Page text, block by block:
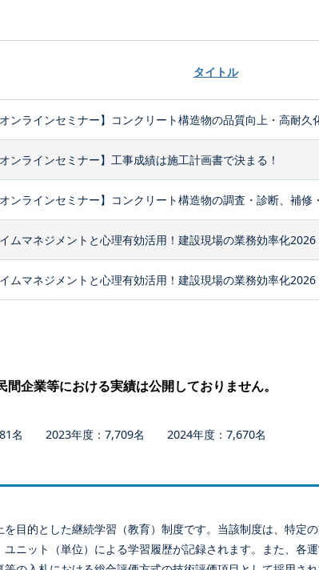
タイトル
オンラインセミナー】コンクリート構造物の品質向上・高耐久
オンラインセミナー】工事成績は施工計画書で決まる！
オンラインセミナー】コンクリート構造物の調査・診断、補修
ムマネジメントと心理有効活用！建設現場の業務効率化2026
ムマネジメントと心理有効活用！建設現場の業務効率化2026
企業等における実績は公開しておりません。
名 2023年度：7,709名 2024年度：7,670名
目的とした継続学習（教育）制度です。当該制度は、特定
ニット（単位）による学習履歴が記録されます。また、各